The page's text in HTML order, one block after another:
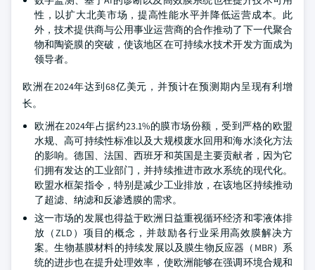
性，以扩大北美市场，提高性能水平并降低运营成本。此
外，技术提供商与公用事业运营商的合作推动了下一代聚合
物和陶瓷膜的突破，使该地区在可持续水技术开发方面成为
领导者。
欧洲在2024年达到68亿美元，并预计在预测期内呈现有利增
长。
欧洲在2024年占据约23.1%的膜市场份额，受到严格的欧盟
水规、高可持续性标准以及大规模废水回用和海水淡化方法
的影响。德国、法国、西班牙和英国是主要贡献者，因为它
们拥有发达的工业部门，并持续推进市政水系统的现代化。
欧盟水框架指令，特别是减少工业排放，在该地区持续推动
了超滤、纳滤和反渗透膜的需求。
这一市场的发展也得益于欧洲日益重视循环经济和零液体排
放（ZLD）项目的概念，并鼓励各行业采用高效膜解决方
案。生物基膜材料的持续发展以及膜生物反应器（MBR）系
统的进步也在提升处理效率，使欧洲能够在强调环境合规和